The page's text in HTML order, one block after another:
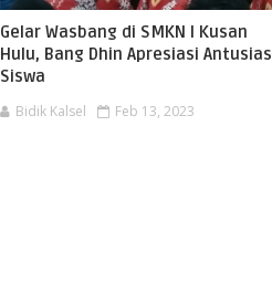
Gelar Wasbang di SMKN I Kusan
Hulu, Bang Dhin Apresiasi Antusias
Siswa
Bidik Kalsel Feb 13, 2023